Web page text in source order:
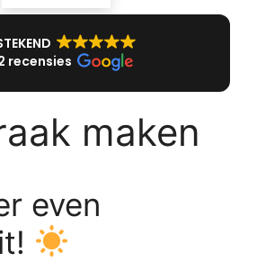
recensies
maken
even